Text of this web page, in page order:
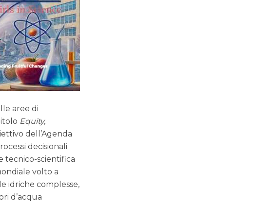
aree di
Equity,
dell’Agenda
decisionali
tecnico-scientifica
volto a
idriche complesse,
d’acqua